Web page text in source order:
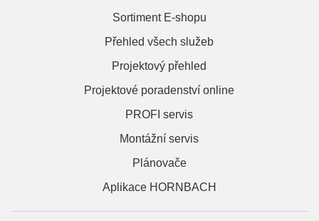
Sortiment E-shopu
Přehled všech služeb
Projektový přehled
Projektové poradenství online
PROFI servis
Montážní servis
Plánovače
Aplikace HORNBACH